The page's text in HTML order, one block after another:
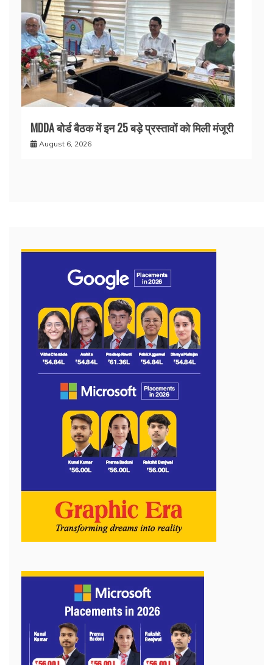
MDDA बोर्ड बैठक में इन 25 बड़े प्रस्तावों को मिली मंजूरी
August 6, 2026